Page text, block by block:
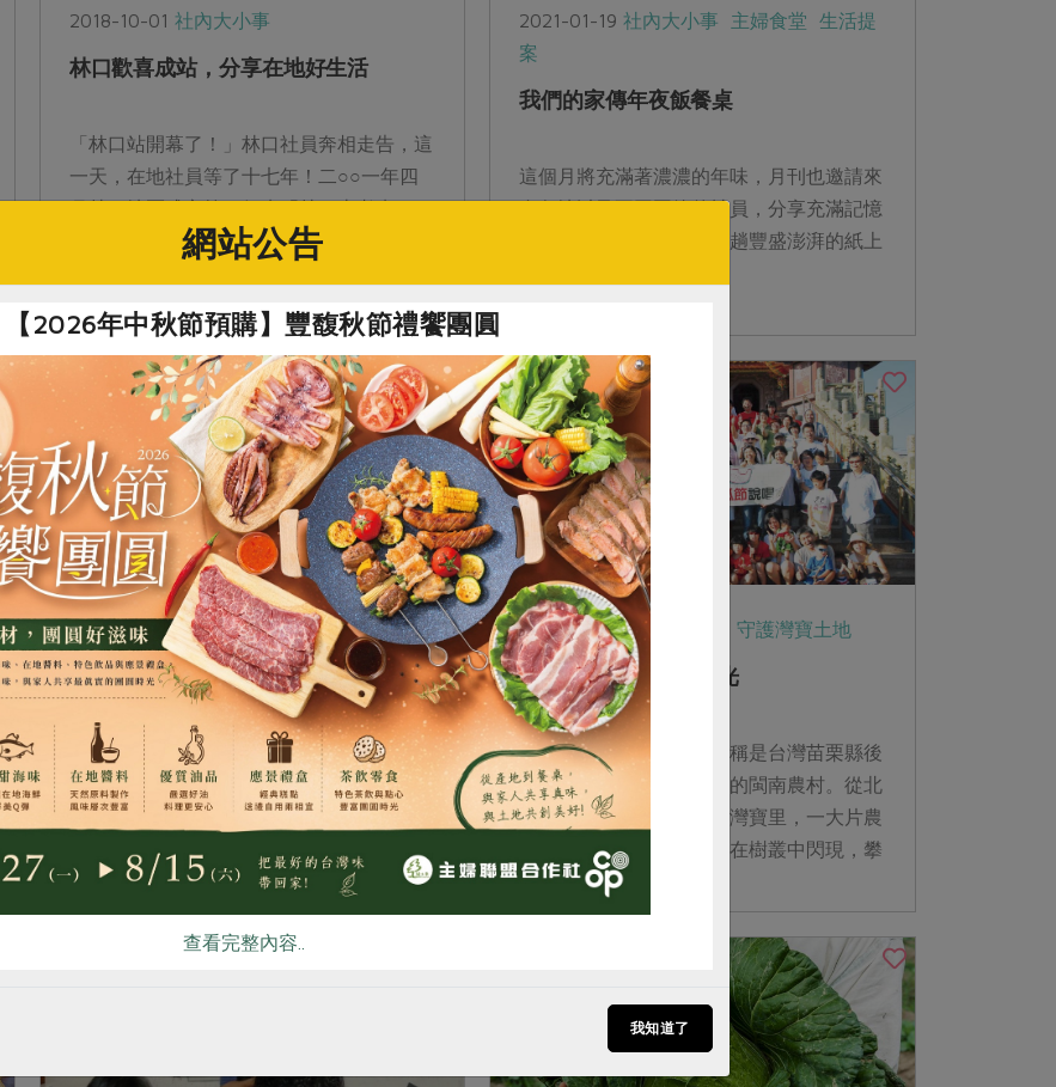
2018-10-01 社內大小事
林口歡喜成站，分享在地好生活
「林口站開幕了！」林口社員奔相走告，這
一天，在地社員等了十七年！二○○一年四
月林口地區成立第一個班「林口忠孝班」，
嗣後幾年陸續成立新班，二○一二年成立
2021-01-19社內大小事 主婦食堂
生活提
案
我們的家傳年夜飯餐桌
這個月將充滿著濃濃的年味，月刊也邀請來
自各地以及不同國籍的社員，分享充滿記憶
與家鄉味道的年菜，來一趟豐盛澎湃的紙上
2023-07-17合作聯合國 社內大小事
草生儲蓄互助社 社員福祉的另一種創
造
於2016年一月正式成立的草生儲蓄互助
社，是由主婦聯盟合作社台中分社的社員發
起成立，旨在滿足主婦聯盟合作社社員及親
友，在資金融通和團體保險方面的需求。成
立迄今，社員約250人，人數雖然不多，但
已匯聚千萬股金、放款金額累計超過1,800
萬元、放款件數173件，確實發揮了自助助
2013-08-05社內大小事 守護灣寶土地
迷你西瓜節 迷人的時光
灣寶，正式的行政區域名稱是台灣苗栗縣後
龍鎮灣寶里，是一個濱海的閩南農村。從北
二高大山交流道出口進入灣寶里，一大片農
地中，龍雲宮高大的身影在樹叢中閃現，攀
附在樹上的紅脈熊蟬唧唧鳴叫，照耀在頭頂
上的...
RPET 食譜 減硝酸鹽 雞蛋 食安 共同購買
網站公告
【2026年中秋節預購】豐馥秋節禮饗團圓
查看完整內容..
我知道了